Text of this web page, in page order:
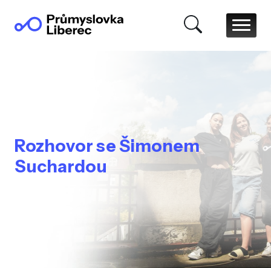
Rozhovor se Šimonem
Suchardou